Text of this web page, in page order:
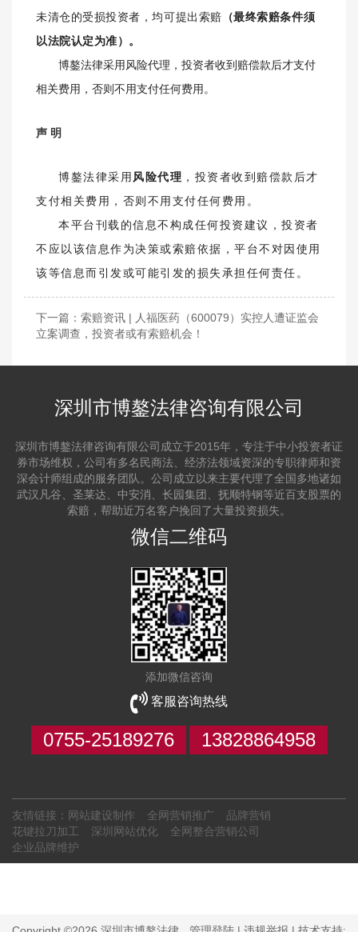
未清仓的受损投资者，均可提出索赔 （最终索赔条件须
以法院认定为准）。
博鏊法律采用风险代理，投资者收到赔偿款后才支付
相关费用，否则不用支付任何费用。
声 明
博鏊法律采用 风险代理 ，投资者收到赔偿款后才
支付相关费用，否则不用支付任何费用。
本平台刊载的信息不构成任何投资建议，投资者
不应以该信息作为决策或索赔依据，平台不对因使用
该等信息而引发或可能引发的损失承担任何责任。
下一篇： 索赔资讯 | 人福医药（600079）实控人遭证监会
立案调查，投资者或有索赔机会！
深圳市博鏊法律咨询有限公司
深圳市博鏊法律咨询有限公司成立于2015年，专注于中小投资者证
券市场维权，公司有多名民商法、经济法领域资深的专职律师和资
深会计师组成的服务团队。公司成立以来主要代理了全国多地诸如
武汉凡谷、圣莱达、中安消、长园集团、抚顺特钢等近百支股票的
索赔，帮助近万名客户挽回了大量投资损失。
微信二维码
添加微信咨询
客服咨询热线
0755-25189276 13828864958
友情链接： 网站建设制作 全网营销推广
品牌营销
花键拉刀加工
深圳网站优化
全网整合营销公司
企业品牌维护